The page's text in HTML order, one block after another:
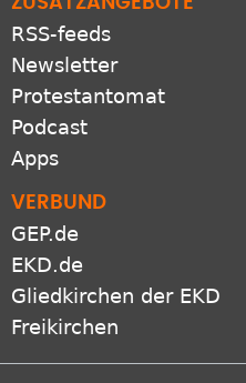
ZUSATZANGEBOTE
RSS-feeds
Newsletter
Protestantomat
Podcast
VERBUND
GEP.de
EKD.de
Gliedkirchen der EKD